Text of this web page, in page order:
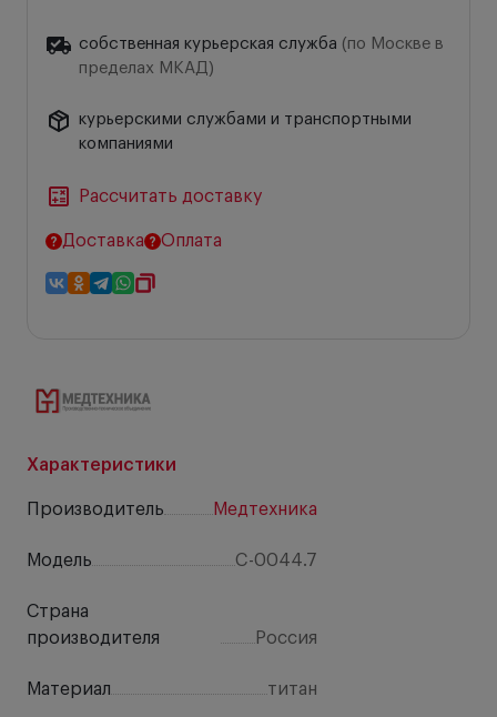
Характеристики
Производитель Медтехника
Модель C-0044.7
Страна
производителя
Россия
Материал титан
собственная курьерская служба (по Москве в
пределах МКАД)
курьерскими службами и транспортными
компаниями
Рассчитать доставку
Доставка Оплата